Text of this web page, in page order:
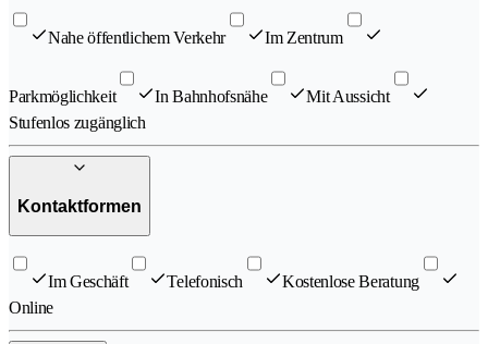
Nahe öffentlichem Verkehr Im Zentrum
Parkmöglichkeit In Bahnhofsnähe
Mit Aussicht
Stufenlos zugänglich
Kontaktformen
Im Geschäft Telefonisch
Kostenlose Beratung
Online